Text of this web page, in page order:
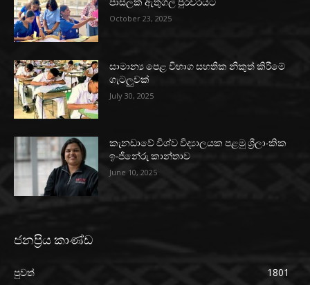
October 23, 2025
සාමාන්‍ය පෙළ විභාග සහතික නිකුත් කිරීමේ
ගැටලුවක්
July 30, 2025
කැනඩාවේ විශ්ව විද්‍යාලයක පළමු ශ්‍රීලාංකික
ඉංජිනේරු කාන්තාව
June 10, 2025
ජනප්‍රිය කාණ්ඩ
පුවත්
1801